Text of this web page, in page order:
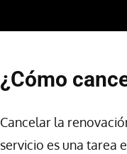
¿Cómo
Cancelar la
servicio es una tarea